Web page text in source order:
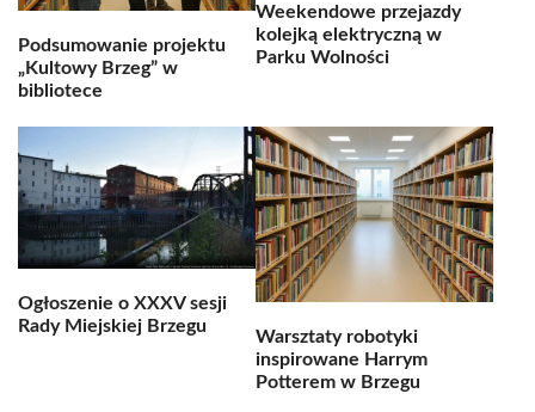
Podsumowanie projektu
„Kultowy Brzeg” w
bibliotece
Weekendowe przejazdy
kolejką elektryczną w
Parku Wolności
Ogłoszenie o XXXV sesji
Rady Miejskiej Brzegu
Warsztaty robotyki
inspirowane Harrym
Potterem w Brzegu